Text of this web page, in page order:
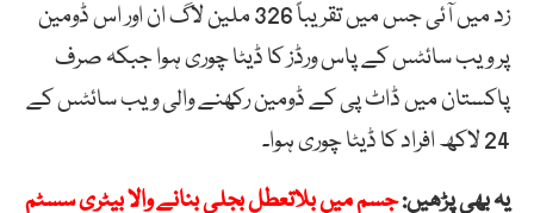
زد میں آئی جس میں تقریباً 326 ملین لاگ ان اور اس ڈومین
پر ویب سائٹس کے پاس ورڈز کا ڈیٹا چوری ہوا جبکہ صرف
پاکستان میں ڈاٹ پی کے ڈومین رکھنے والی ویب سائٹس کے
24 لاکھ افراد کا ڈیٹا چوری ہوا۔
یہ بھی پڑھیں:جسم میں بلاتعطل بجلی بنانے والا بیٹری سسٹم